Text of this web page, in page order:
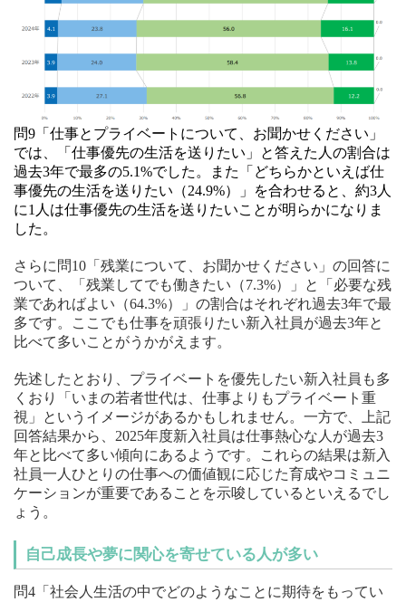
問9「仕事とプライベートについて、お聞かせください」
では、「仕事優先の生活を送りたい」と答えた人の割合は
過去3年で最多の5.1%でした。また「どちらかといえば仕
事優先の生活を送りたい（24.9%）」を合わせると、約3人
に1人は仕事優先の生活を送りたいことが明らかになりま
した。
さらに問10「残業について、お聞かせください」の回答に
ついて、「残業してでも働きたい（7.3%）」と「必要な残
業であればよい（64.3%）」の割合はそれぞれ過去3年で最
多です。ここでも仕事を頑張りたい新入社員が過去3年と
比べて多いことがうかがえます。
先述したとおり、プライベートを優先したい新入社員も多
くおり「いまの若者世代は、仕事よりもプライベート重
視」というイメージがあるかもしれません。一方で、上記
回答結果から、2025年度新入社員は仕事熱心な人が過去3
年と比べて多い傾向にあるようです。これらの結果は新入
社員一人ひとりの仕事への価値観に応じた育成やコミュニ
ケーションが重要であることを示唆しているといえるでし
ょう。
自己成長や夢に関心を寄せている人が多い
問4「社会人生活の中でどのようなことに期待をもってい